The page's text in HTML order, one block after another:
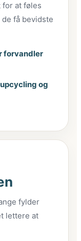
at føles
få bevidste
forvandler
og
fylder
lettere at